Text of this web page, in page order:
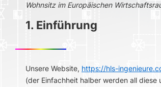
Wohnsitz im Europäischen
1. Einführung
Unsere Website, https://hls-
(der Einfachheit halber werden all diese